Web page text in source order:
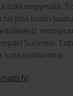
tukkumyymälä.
tarjota kodin
Suomen.
kotisivuiltamme: